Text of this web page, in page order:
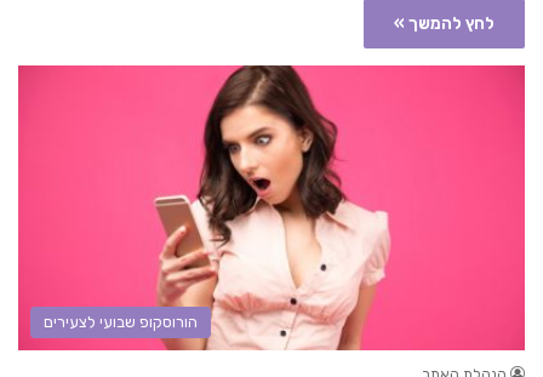
לחץ להמשך »
הורוסקופ שבועי לצעירים